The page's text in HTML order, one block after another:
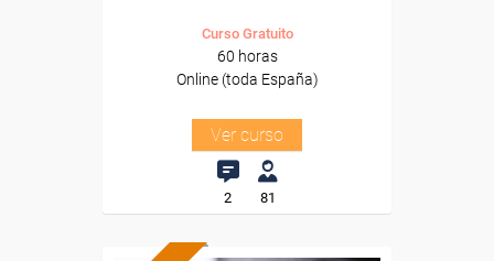
Curso Gratuito
60 horas
Online (toda España)
Ver curso
2 81